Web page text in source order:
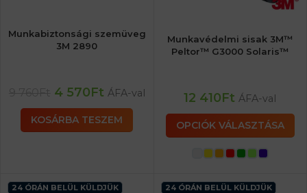
Munkabiztonsági szemüveg
3M 2890
4 570Ft ÁFA-val
KOSÁRBA TESZEM
Munkavédelmi sisak 3M™
Peltor™ G3000 Solaris™
12 410Ft ÁFA-val
OPCIÓK VÁLASZTÁSA
24 ÓRÁN BELÜL KÜLDJÜK 24 ÓRÁN BELÜL KÜLDJÜK